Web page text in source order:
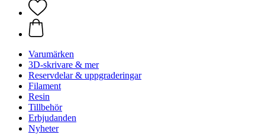
Varumärken
3D-skrivare & mer
Reservdelar & uppgraderingar
Filament
Resin
Tillbehör
Erbjudanden
Nyheter